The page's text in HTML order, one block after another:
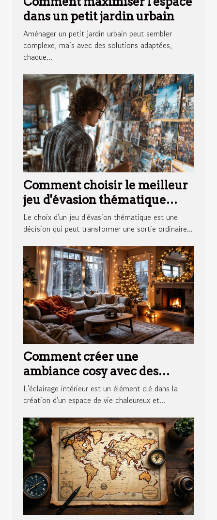
dans un petit jardin urbain
Aménager un petit jardin urbain peut sembler
complexe, mais avec des solutions adaptées,
chaque...
Comment choisir le meilleur
jeu d'évasion thématique
pour votre prochaine
aventure
Le choix d'un jeu d'évasion thématique est une
décision qui peut transformer une sortie ordinaire...
Comment créer une
ambiance cosy avec des
éclairages d'intérieur
L'éclairage intérieur est un élément clé dans la
création d'un espace de vie chaleureux et...